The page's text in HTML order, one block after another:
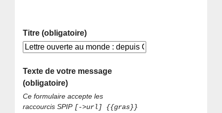
Titre (obligatoire)
Texte de votre message
(obligatoire)
Ce formulaire accepte les
raccourcis SPIP [->url] {{gras}}